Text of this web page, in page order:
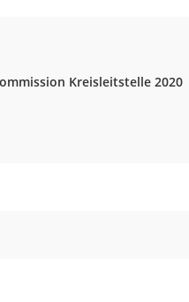
Kreisleitstelle 2020